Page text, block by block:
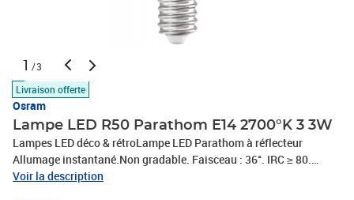
1 /3
Livraison offerte
Osram
Lampe LED R50 Parathom E14 2700°K 3 3W
Lampes LED déco & rétroLampe LED Parathom à réflecteur
Allumage instantané.Non gradable. Faisceau : 36°. IRC ≥ 80.
Tension : 220-240V.Durée de vie moyenne : 15 000 h.DescriptionLe
Voir la description